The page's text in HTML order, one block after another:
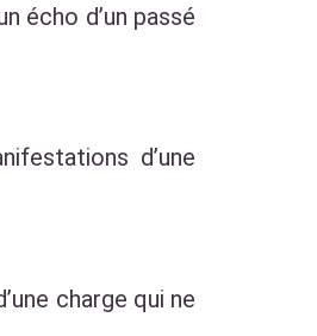
écho d’un passé
d’une
charge qui ne